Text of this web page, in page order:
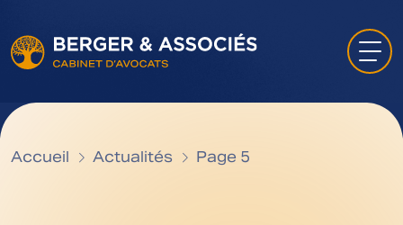
Accueil Actualités Page 5